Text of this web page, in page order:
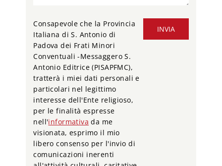
INVIA
Consapevole che la Provincia
Italiana di S. Antonio di
Padova dei Frati Minori
Conventuali -Messaggero S.
Antonio Editrice (PISAPFMC),
tratterà i miei dati personali e
particolari nel legittimo
interesse dell'Ente religioso,
per le finalità espresse
nell'informativa da me
visionata, esprimo il mio
libero consenso per l'invio di
comunicazioni inerenti